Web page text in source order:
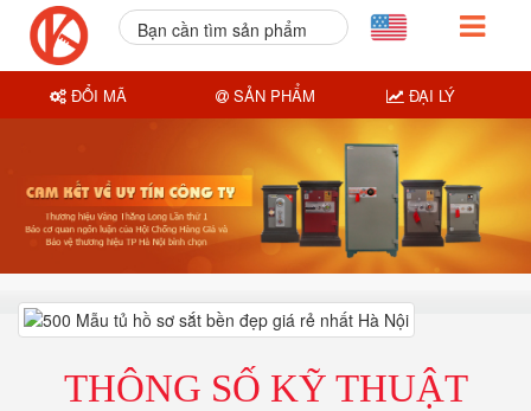
THÔNG SỐ KỸ THUẬT
Bạn cần tìm sản phẩm
ĐỔI MÃ SẢN PHẨM ĐẠI LÝ